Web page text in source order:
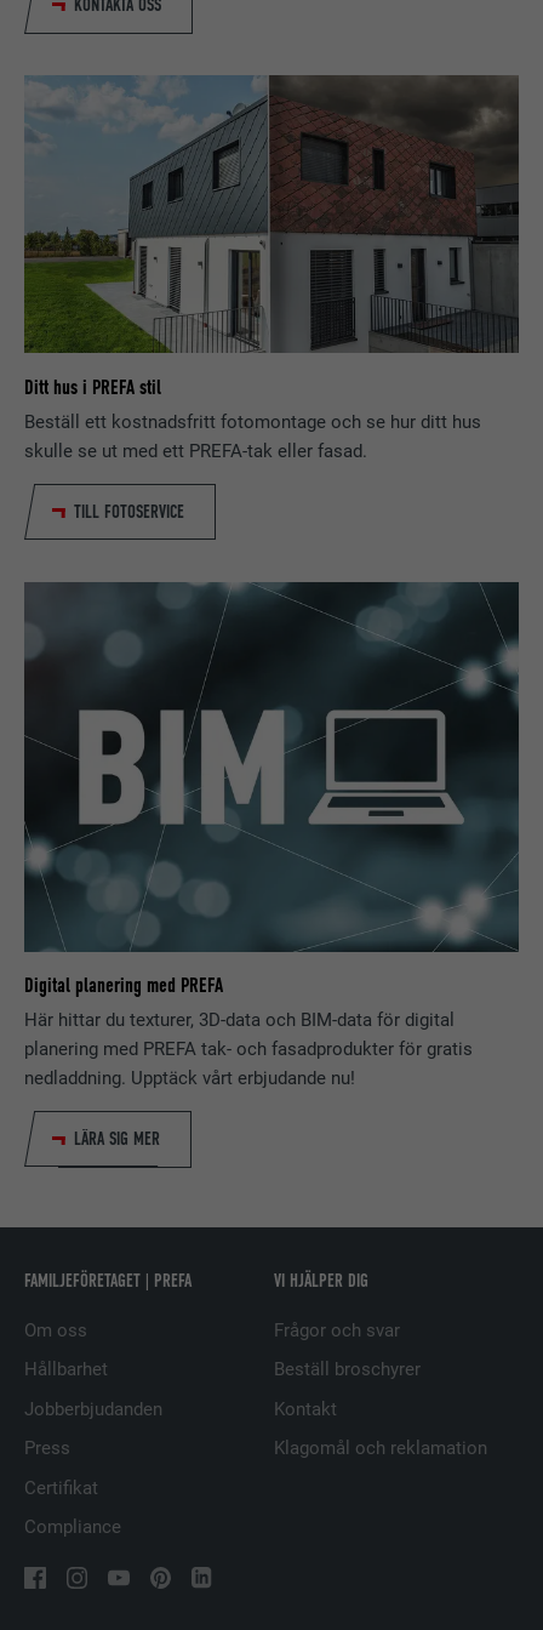
KONTAKTA OSS
Ditt hus i PREFA stil
Beställ ett kostnadsfritt fotomontage och se hur ditt hus
skulle se ut med ett PREFA-tak eller fasad.
TILL FOTOSERVICE
Digital planering med PREFA
Här hittar du texturer, 3D-data och BIM-data för digital
planering med PREFA tak- och fasadprodukter för gratis
nedladdning. Upptäck vårt erbjudande nu!
LÄRA SIG MER
FAMILJEFÖRETAGET | PREFA
Om oss
Hållbarhet
Jobberbjudanden
Press
Certifikat
Compliance
VI HJÄLPER DIG
Frågor och svar
Beställ broschyrer
Kontakt
Klagomål och reklamation
LEVERANTÖRER LinkedIn
PROCEDUR 2 år
Används av den sociala
nätverkstjänsten LinkedIn för att
spåra användningen av inbäddade
tjänster.
EFTERNAMN
LEVERANTÖRER LinkedIn
PROCEDUR
flera webbplatser för att presentera
relevanta annonser baserat på
besökarens preferenser.
EFTERNAMN lidc
LEVERANTÖRER LinkedIn
PROCEDUR 1 dag
ÄNDAMÅL
Används av den sociala
nätverkstjänsten LinkedIn för att
spåra användningen av inbäddade
EFTERNAMN lissc
LEVERANTÖRER Facebook
PROCEDUR 3 månader
tredjepartsannonsörer.